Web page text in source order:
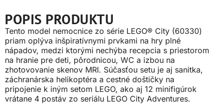
POPIS PRODUKTU
Tento model nemocnice zo série LEGO® City (60330)
priam oplýva inšpiratívnymi prvkami na hry plné
nápadov, medzi ktorými nechýba recepcia s priestorom
na hranie pre deti, pôrodnicou, WC a izbou na
zhotovovanie skenov MRI. Súčasťou setu je aj sanitka,
záchranárska helikoptéra a cestné doštičky na
pripojenie k iným setom LEGO, ako aj 12 minifigúrok
vrátane 4 postáv zo seriálu LEGO City Adventures.